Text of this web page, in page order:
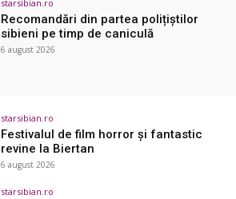
starsibian.ro
Recomandări din partea polițiștilor
sibieni pe timp de caniculă
6 august 2026
starsibian.ro
Festivalul de film horror și fantastic
revine la Biertan
6 august 2026
starsibian.ro